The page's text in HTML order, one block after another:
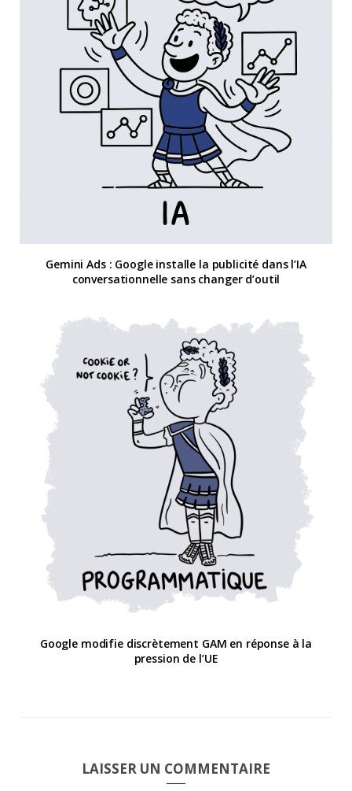
Gemini Ads : Google installe la publicité dans l’IA
conversationnelle sans changer d’outil
Google modifie discrètement GAM en réponse à la
pression de l’UE
LAISSER UN COMMENTAIRE